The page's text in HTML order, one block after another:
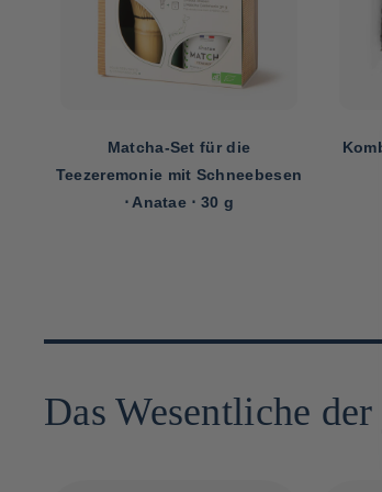
Kombu -Alga für Dashi ≤ Okui
Kaiseido ⋅ 30g
Das Wesentliche